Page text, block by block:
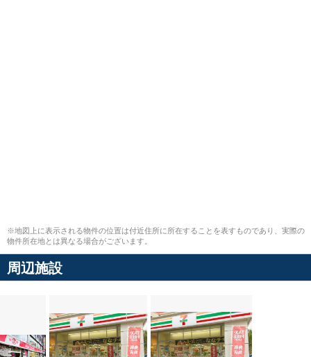
※地図上に表示される物件の位置は付近住所に所在することを表すものであり、実際の
物件所在地とは異なる場合がございます。
周辺施設